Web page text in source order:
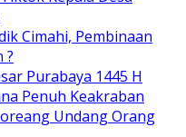
Cimahi, Pembinaan
?
Purabaya 1445 H
Penuh Keakraban
Undang Orang